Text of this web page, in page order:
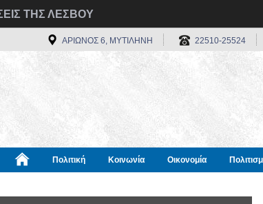
ΤΗΣ ΛΕΣΒΟΥ
ΑΡΙΩΝΟΣ 6, ΜΥΤΙΛΗΝΗ 22510-25524
Πολιτική Κοινωνία Οικονομία